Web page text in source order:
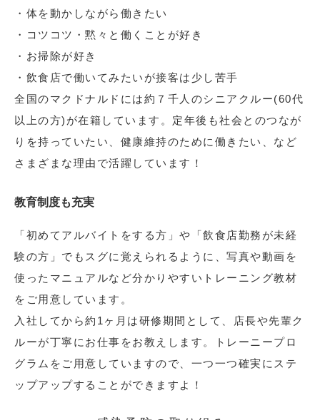
・体を動かしながら働きたい
・コツコツ・黙々と働くことが好き
・お掃除が好き
・飲食店で働いてみたいが接客は少し苦手
全国のマクドナルドには約７千人のシニアクルー(60代
以上の方)が在籍しています。定年後も社会とのつなが
りを持っていたい、健康維持のために働きたい、など
さまざまな理由で活躍しています！
教育制度も充実
「初めてアルバイトをする方」や「飲食店勤務が未経
験の方」でもスグに覚えられるように、写真や動画を
使ったマニュアルなど分かりやすいトレーニング教材
をご用意しています。
入社してから約1ヶ月は研修期間として、店長や先輩ク
ルーが丁寧にお仕事をお教えします。トレーニープロ
グラムをご用意していますので、一つ一つ確実にステ
ップアップすることができますよ！